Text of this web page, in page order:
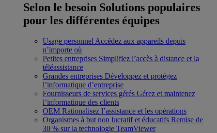
Selon le besoin Solutions populaires
pour les différentes équipes
Usage personnel Accédez aux appareils depuis
n’importe où
Petites entreprises Simplifiez l’accès à distance et la
téléassistance
Grandes entreprises Développez et protégez
l’informatique d’entreprise
Fournisseurs de services gérés Gérez et maintenez
l’informatique des clients
OEM Rationalisez l’assistance et les opérations
Organismes à but non lucratif et éducatifs Remise de
30 % sur la technologie TeamViewer